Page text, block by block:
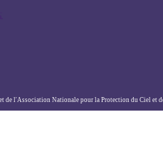
pour la Protection du Ciel et de